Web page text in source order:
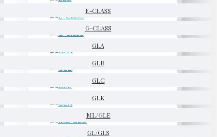
E-CLASS
G-CLASS
GLA
GLB
GLC
GLK
ML/GLE
GL/GLS